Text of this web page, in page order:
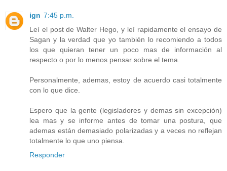
ign 7:45 p.m.
Leí el post de Walter Hego, y leí rapidamente el ensayo de
Sagan y la verdad que yo también lo recomiendo a todos
los que quieran tener un poco mas de información al
respecto o por lo menos pensar sobre el tema.
Personalmente, ademas, estoy de acuerdo casi totalmente
con lo que dice.
Espero que la gente (legisladores y demas sin excepción)
lea mas y se informe antes de tomar una postura, que
ademas están demasiado polarizadas y a veces no reflejan
totalmente lo que uno piensa.
Responder